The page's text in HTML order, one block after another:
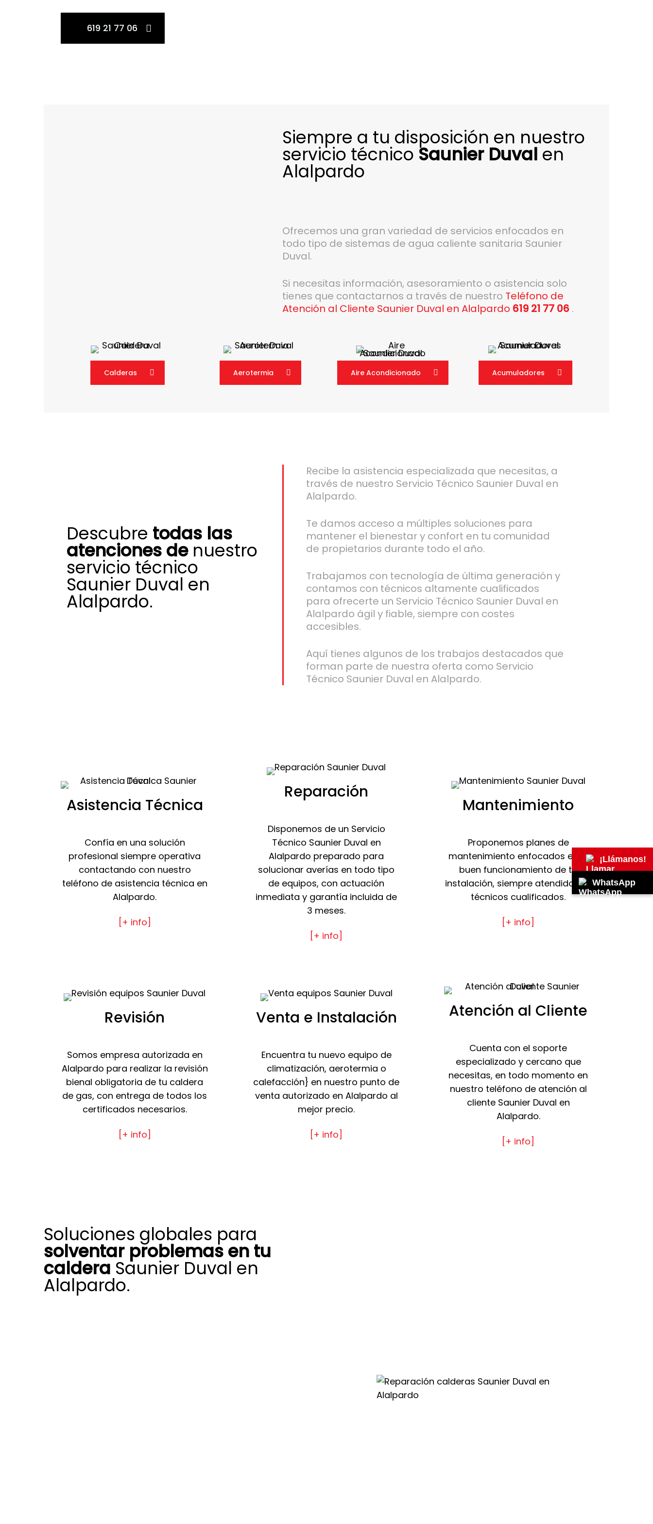
619 21 77 06
Siempre a tu disposición en nuestro
servicio técnico Saunier Duval en
Alalpardo
Ofrecemos una gran variedad de servicios enfocados en
todo tipo de sistemas de agua caliente sanitaria Saunier
Duval.
Si necesitas información, asesoramiento o asistencia solo
tienes que contactarnos a través de nuestro Teléfono de
Atención al Cliente Saunier Duval en Alalpardo 619 21 77 06 .
Calderas Aerotermia Aire Acondicionado Acumuladores
Descubre todas las
atenciones denuestro
servicio técnico
Saunier Duval en
Alalpardo.
Recibe la asistencia especializada que necesitas, a
través de nuestro Servicio Técnico Saunier Duval en
Alalpardo.
Te damos acceso a múltiples soluciones para
mantener el bienestar y confort en tu comunidad
de propietarios durante todo el año.
Trabajamos con tecnología de última generación y
contamos con técnicos altamente cualificados
para ofrecerte un Servicio Técnico Saunier Duval en
Alalpardo ágil y fiable, siempre con costes
accesibles.
Aquí tienes algunos de los trabajos destacados que
forman parte de nuestra oferta como Servicio
Técnico Saunier Duval en Alalpardo.
Asistencia Técnica
Confía en una solución
profesional siempre operativa
contactando con nuestro
teléfono de asistencia técnica en
Alalpardo.
[+ info]
Reparación
Disponemos de un Servicio
Técnico Saunier Duval en
Alalpardo preparado para
solucionar averías en todo tipo
de equipos, con actuación
inmediata y garantía incluida de
3 meses.
[+ info]
Mantenimiento
Proponemos planes de
mantenimiento enfocados en el
buen funcionamiento de tu
instalación, siempre atendido por
técnicos cualificados.
[+ info]
Revisión
Somos empresa autorizada en
Alalpardo para realizar la revisión
bienal obligatoria de tu caldera
de gas, con entrega de todos los
certificados necesarios.
[+ info]
Venta e Instalación
Encuentra tu nuevo equipo de
climatización, aerotermia o
calefacción} en nuestro punto de
venta autorizado en Alalpardo al
mejor precio.
[+ info]
Atención al Cliente
Cuenta con el soporte
especializado y cercano que
necesitas, en todo momento en
nuestro teléfono de atención al
cliente Saunier Duval en
Alalpardo.
[+ info]
Soluciones globales para
solventar problemas en tu
caldera Saunier Duval en
Alalpardo.
¡Llámanos!
WhatsApp